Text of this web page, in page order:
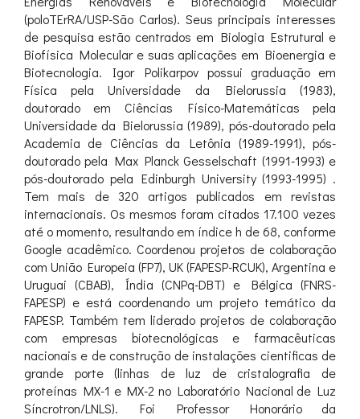
(poloTErRA/USP-São Carlos). Seus principais interesses
de pesquisa estão centrados em Biologia Estrutural e
Biofísica Molecular e suas aplicações em Bioenergia e
Biotecnologia. Igor Polikarpov possui graduação em
Física pela Universidade da Bielorussia (1983),
doutorado em Ciências Físico-Matemáticas pela
Universidade da Bielorussia (1989), pós-doutorado pela
Academia de Ciências da Letônia (1989-1991), pós-
doutorado pela Max Planck Gesselschaft (1991-1993) e
pós-doutorado pela Edinburgh University (1993-1995) .
Tem mais de 320 artigos publicados em revistas
internacionais. Os mesmos foram citados 17.100 vezes
até o momento, resultando em índice h de 68, conforme
Google acadêmico. Coordenou projetos de colaboração
com União Europeia (FP7), UK (FAPESP-RCUK), Argentina e
Uruguai (CBAB), Índia (CNPq-DBT) e Bélgica (FNRS-
FAPESP) e está coordenando um projeto temático da
FAPESP. Também tem liderado projetos de colaboração
com empresas biotecnológicas e farmacêuticas
nacionais e de construção de instalações cientificas de
grande porte (linhas de luz de cristalografia de
proteínas MX-1 e MX-2 no Laboratório Nacional de Luz
Síncrotron/LNLS). Foi Professor Honorário da